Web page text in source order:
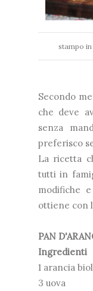
stampo
Secondo
che deve
senza
preferisco
La ricetta
tutti in
modifiche
ottiene con
PAN
Ingredienti
1 arancia
3 uova